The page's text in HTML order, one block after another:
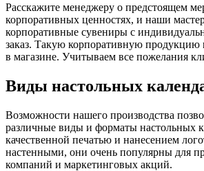
Расскажите менеджеру о предстоящем
корпоративных ценностях, и наши
корпоративные сувениры с
заказ. Такую корпоративную продукцию
в магазине. Учитываем все пожелания
Виды настольных
Возможности нашего производства
различные виды и форматы настольных
качественной печатью и нанесением
настенными, они очень популярны для
компаний и маркетинговых акций.